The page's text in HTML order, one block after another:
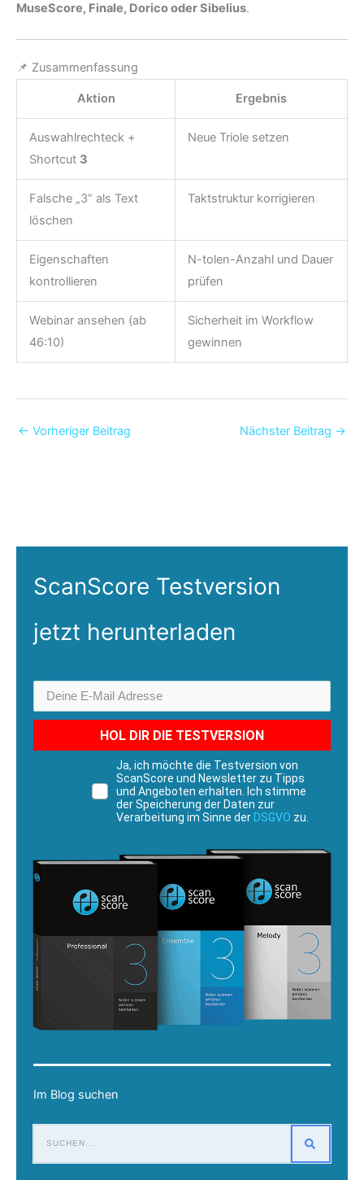
MuseScore, Finale, Dorico oder Sibelius.
📌 Zusammenfassung
Aktion Ergebnis
Auswahlrechteck +
Shortcut 3
Neue Triole setzen
Falsche „3“ als Text
löschen
Taktstruktur korrigieren
Eigenschaften
kontrollieren
N-tolen-Anzahl und Dauer
prüfen
Webinar ansehen (ab
46:10)
Sicherheit im Workflow
gewinnen
← Vorheriger Beitrag Nächster Beitrag →
ScanScore Testversion
jetzt herunterladen
HOL DIR DIE TESTVERSION
Ja, ich möchte die Testversion von
ScanScore und Newsletter zu Tipps
und Angeboten erhalten. Ich stimme
der Speicherung der Daten zur
Verarbeitung im Sinne der DSGVO zu.
Im Blog suchen